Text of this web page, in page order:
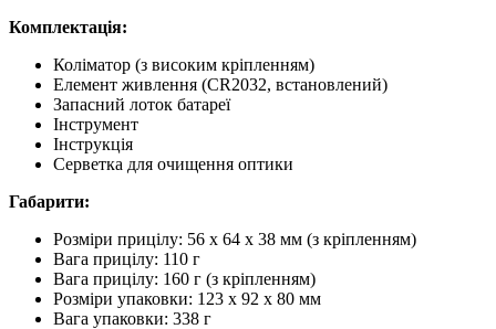
Комплектація:
Коліматор (з високим кріпленням)
Елемент живлення (CR2032, встановлений)
Запасний лоток батареї
Інструмент
Інструкція
Серветка для очищення оптики
Габарити:
Розміри прицілу: 56 x 64 x 38 мм (з кріпленням)
Вага прицілу: 110 г
Вага прицілу: 160 г (з кріпленням)
Розміри упаковки: 123 x 92 x 80 мм
Вага упаковки: 338 г